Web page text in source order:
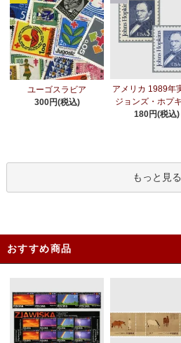
ユーゴスラビア
300円(税込)
アメリカ 1989年
ジョンズ・ホプ
180円(税込)
もっと見る
おすすめ商品